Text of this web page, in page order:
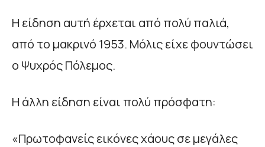
Η είδηση αυτή έρχεται από πολύ παλιά,
από το μακρινό 1953. Μόλις είχε φουντώσει
ο Ψυχρός Πόλεμος.
Η άλλη είδηση είναι πολύ πρόσφατη:
«Πρωτοφανείς εικόνες χάους σε μεγάλες